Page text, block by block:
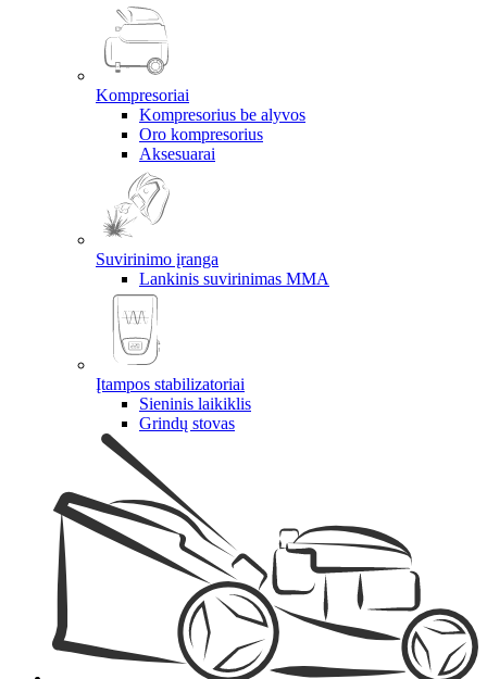
Kompresoriai
Kompresorius be alyvos
Oro kompresorius
Aksesuarai
Suvirinimo įranga
Lankinis suvirinimas MMA
Įtampos stabilizatoriai
Sieninis laikiklis
Grindų stovas